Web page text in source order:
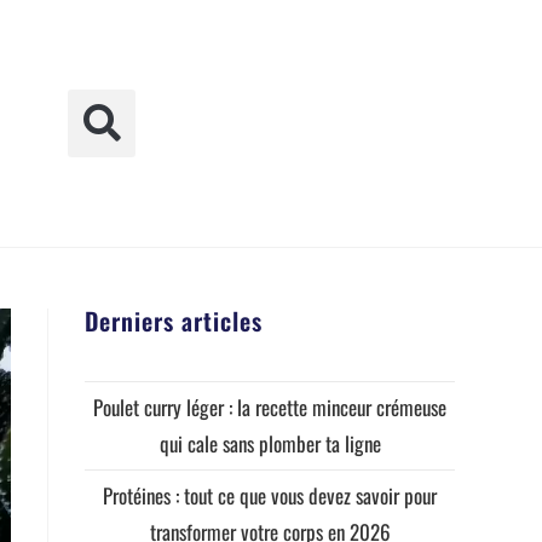
Derniers articles
Poulet curry léger : la recette minceur crémeuse
qui cale sans plomber ta ligne
Protéines : tout ce que vous devez savoir pour
transformer votre corps en 2026